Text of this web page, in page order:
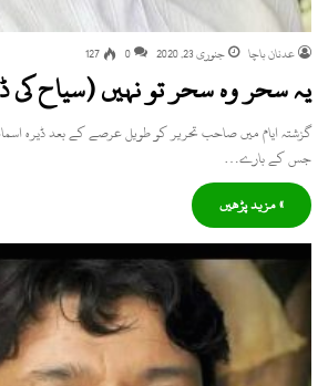
عدنان باچا جنوری 23, 2020 0
127
یہ سحر وہ سحر تو نہیں (سیاح کی
گزشتہ ایام میں صاحب تحریر کو طویل عرصے کے بعد ڈیرہ
جس کے بارے…
» مزید پڑھیں